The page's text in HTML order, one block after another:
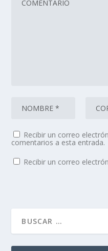
Recibir un correo
comentarios a esta entrada.
Recibir un correo